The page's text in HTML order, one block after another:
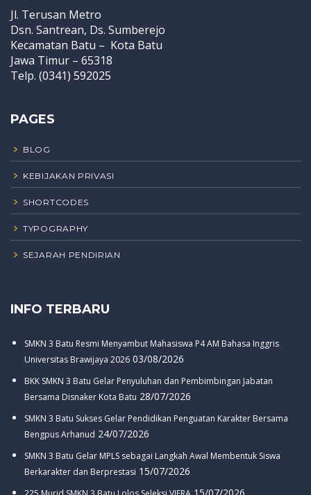
Jl. Terusan Metro
Dsn. Santrean, Ds. Sumberejo
Kecamatan Batu – Kota Batu
Jawa Timur – 65318
Telp. (0341) 592025
PAGES
BLOG
KEBIJAKAN PRIVASI
SHORTCODES
TYPOGRAPHY
SEJARAH PENDIRIAN
INFO TERBARU
SMKN 3 Batu Resmi Menyambut Mahasiswa P4 AM Bahasa Inggris
Universitas Brawijaya 2026 03/08/2026
BKK SMKN 3 Batu Gelar Penyuluhan dan Pembimbingan Jabatan
Bersama Disnaker Kota Batu 28/07/2026
SMKN 3 Batu Sukses Gelar Pendidikan Penguatan Karakter Bersama
Bengpus Arhanud 24/07/2026
SMKN 3 Batu Gelar MPLS sebagai Langkah Awal Membentuk Siswa
Berkarakter dan Berprestasi 15/07/2026